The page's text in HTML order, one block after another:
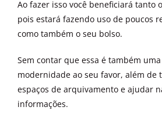
Ao fazer isso você beneficiará tanto
pois estará fazendo uso de poucos
como também o seu bolso.
Sem contar que essa é também
modernidade ao seu favor, além
espaços de arquivamento e ajudar
informações.